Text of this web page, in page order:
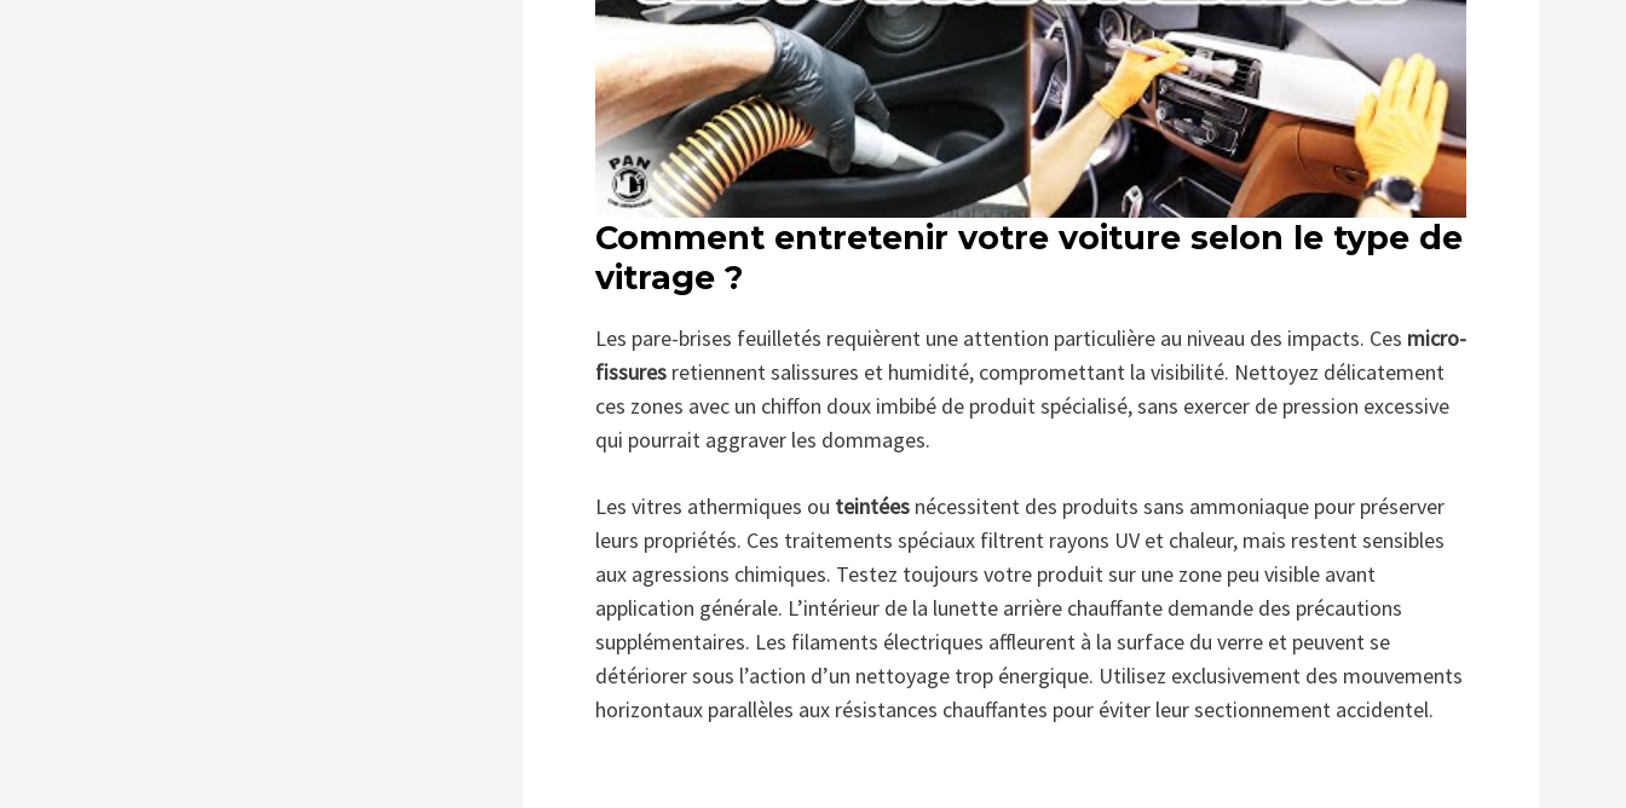
Comment entretenir votre voiture selon le type de
vitrage ?
Les pare-brises feuilletés requièrent une attention particulière au niveau des impacts. Ces micro-
fissures retiennent salissures et humidité, compromettant la visibilité. Nettoyez délicatement
ces zones avec un chiffon doux imbibé de produit spécialisé, sans exercer de pression excessive
qui pourrait aggraver les dommages.
Les vitres athermiques ou teintées nécessitent des produits sans ammoniaque pour préserver
leurs propriétés. Ces traitements spéciaux filtrent rayons UV et chaleur, mais restent sensibles
aux agressions chimiques. Testez toujours votre produit sur une zone peu visible avant
application générale. L’intérieur de la lunette arrière chauffante demande des précautions
supplémentaires. Les filaments électriques affleurent à la surface du verre et peuvent se
détériorer sous l’action d’un nettoyage trop énergique. Utilisez exclusivement des mouvements
horizontaux parallèles aux résistances chauffantes pour éviter leur sectionnement accidentel.